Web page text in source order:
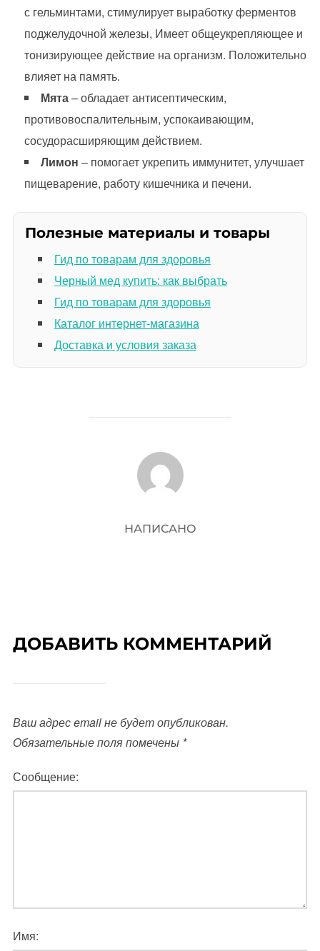
с гельминтами, стимулирует выработку ферментов
поджелудочной железы, Имеет общеукрепляющее и
тонизирующее действие на организм. Положительно
влияет на память.
Мята– обладает антисептическим,
противовоспалительным, успокаивающим,
сосудорасширяющим действием.
Лимон – помогает укрепить иммунитет, улучшает
пищеварение, работу кишечника и печени.
Полезные материалы и товары
Гид по товарам для здоровья
Черный мед купить: как выбрать
Гид по товарам для здоровья
Каталог интернет-магазина
Доставка и условия заказа
АВТОР ЗАПИСИ
НАПИСАНО
ДОБАВИТЬ КОММЕНТАРИЙ
Ваш адрес email не будет опубликован.
Обязательные поля помечены *
Сообщение:
Имя: